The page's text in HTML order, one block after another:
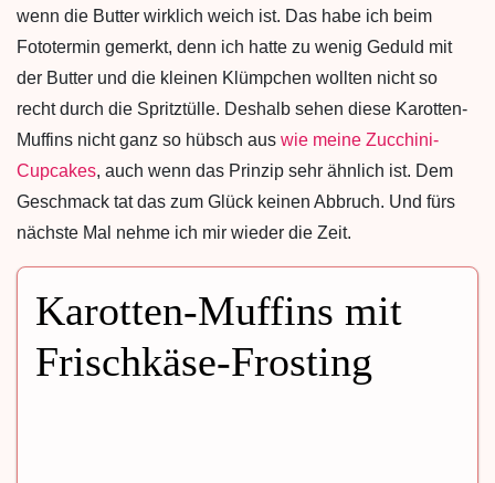
wenn die Butter wirklich weich ist. Das habe ich beim
Fototermin gemerkt, denn ich hatte zu wenig Geduld mit
der Butter und die kleinen Klümpchen wollten nicht so
recht durch die Spritztülle. Deshalb sehen diese Karotten-
Muffins nicht ganz so hübsch aus wie meine Zucchini-
Cupcakes, auch wenn das Prinzip sehr ähnlich ist. Dem
Geschmack tat das zum Glück keinen Abbruch. Und fürs
nächste Mal nehme ich mir wieder die Zeit.
Karotten-Muffins mit
Frischkäse-Frosting